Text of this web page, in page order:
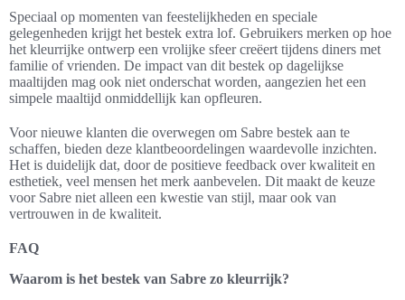
Speciaal op momenten van feestelijkheden en speciale
gelegenheden krijgt het bestek extra lof. Gebruikers merken op hoe
het kleurrijke ontwerp een vrolijke sfeer creëert tijdens diners met
familie of vrienden. De impact van dit bestek op dagelijkse
maaltijden mag ook niet onderschat worden, aangezien het een
simpele maaltijd onmiddellijk kan opfleuren.
Voor nieuwe klanten die overwegen om Sabre bestek aan te
schaffen, bieden deze klantbeoordelingen waardevolle inzichten.
Het is duidelijk dat, door de positieve feedback over kwaliteit en
esthetiek, veel mensen het merk aanbevelen. Dit maakt de keuze
voor Sabre niet alleen een kwestie van stijl, maar ook van
vertrouwen in de kwaliteit.
FAQ
Waarom is het bestek van Sabre zo kleurrijk?